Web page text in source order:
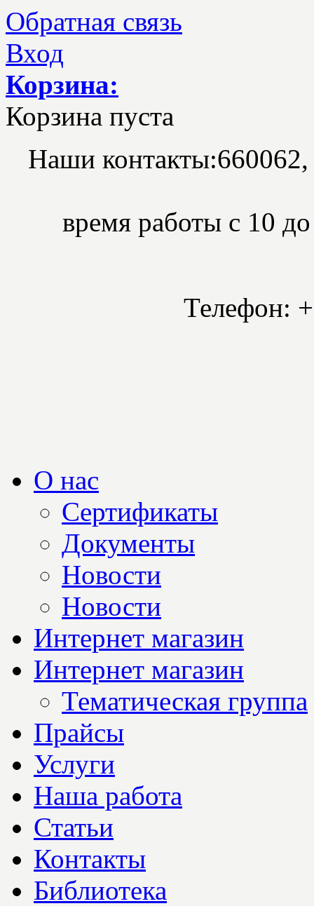
Обратная связь
Вход
Корзина:
Корзина пуста
Наши контакты:
время работы с 10
Телефон:
О нас
Сертификаты
Документы
Новости
Новости
Интернет магазин
Интернет магазин
Тематическая группа
Прайсы
Услуги
Наша работа
Статьи
Контакты
Библиотека